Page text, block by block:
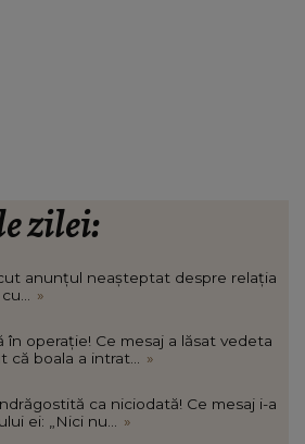
zilei:
anunțul neașteptat despre relația
»
în operație! Ce mesaj a lăsat vedeta
boala a intrat...
»
ca niciodată! Ce mesaj i-a
ei: „Nici nu...
»